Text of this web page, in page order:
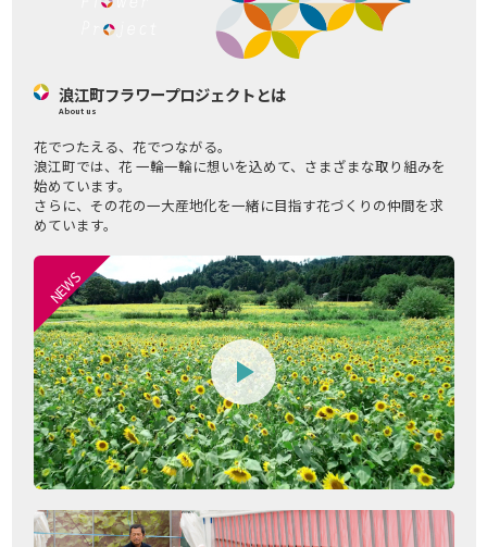
浪江町フラワープロジェクトとは
About us
花でつたえる、花でつながる。
浪江町では、花 一輪一輪に想いを込めて、さまざまな取り組みを
始めています。
さらに、その花の一大産地化を一緒に目指す花づくりの仲間を求
めています。